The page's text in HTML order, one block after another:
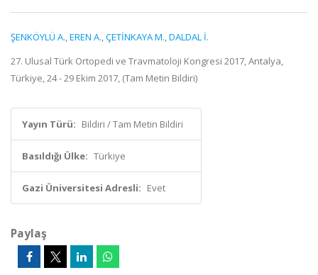
ŞENKÖYLÜ A.,EREN A.,ÇETİNKAYA M.,DALDAL İ.
27. Ulusal Türk Ortopedi ve Travmatoloji Kongresi 2017, Antalya,
Türkiye, 24 - 29 Ekim 2017, (Tam Metin Bildiri)
Yayın Türü: Bildiri / Tam Metin Bildiri
Basıldığı Ülke: Türkiye
Gazi Üniversitesi Adresli: Evet
Paylaş